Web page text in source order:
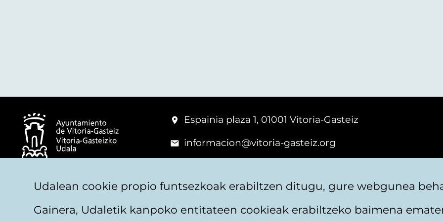
© Vitoria-Gasteizko Udala
Espainia plaza 1, 01001 Vitoria-Gasteiz
informacion@vitoria-gasteiz.org
Udalean cookie propio funtsezkoak erabiltzen ditugu, gure webgunea
Gainera, Udaletik kanpoko entitateen cookieak erabiltzeko baimena